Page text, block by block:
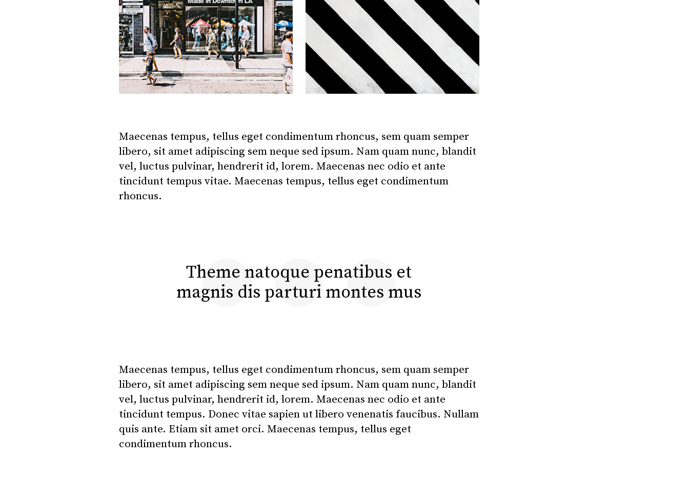
Maecenas tempus, tellus eget condimentum rhoncus, sem quam semper
libero, sit amet adipiscing sem neque sed ipsum. Nam quam nunc, blandit
vel, luctus pulvinar, hendrerit id, lorem. Maecenas nec odio et ante
tincidunt tempus vitae. Maecenas tempus, tellus eget condimentum
rhoncus.
Theme natoque penatibus et
magnis dis parturi montes mus
Maecenas tempus, tellus eget condimentum rhoncus, sem quam semper
libero, sit amet adipiscing sem neque sed ipsum. Nam quam nunc, blandit
vel, luctus pulvinar, hendrerit id, lorem. Maecenas nec odio et ante
tincidunt tempus. Donec vitae sapien ut libero venenatis faucibus. Nullam
quis ante. Etiam sit amet orci. Maecenas tempus, tellus eget
condimentum rhoncus.